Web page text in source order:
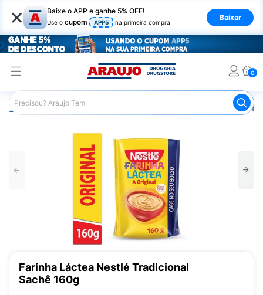
× Baixe o APP e ganhe 5% OFF!
Use o cupom APP5 na primeira compra
Baixar
0
Araujo Infantil Suplemento
Farinha Láctea Nestlé Tradicional
Sachê 160g